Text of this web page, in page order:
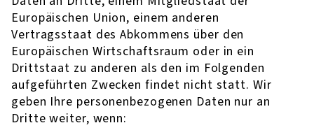
Europäischen Union, einem anderen
Vertragsstaat des Abkommens über den
Europäischen Wirtschaftsraum oder in ein
Drittstaat zu anderen als den im Folgenden
aufgeführten Zwecken findet nicht statt. Wir
geben Ihre personenbezogenen Daten nur an
Dritte weiter, wenn: